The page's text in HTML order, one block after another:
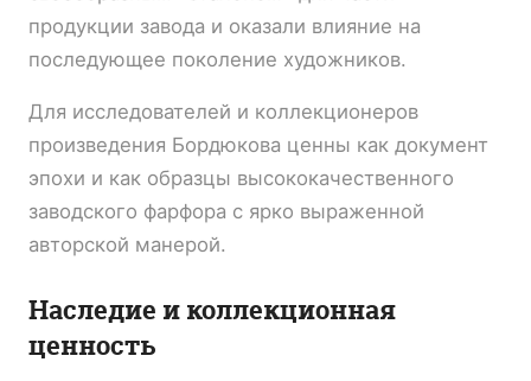
продукции завода и оказали влияние на
последующее поколение художников.
Для исследователей и коллекционеров
произведения Бордюкова ценны как документ
эпохи и как образцы высококачественного
заводского фарфора с ярко выраженной
авторской манерой.
Наследие и коллекционная
ценность